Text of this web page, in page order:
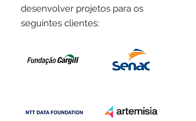
desenvolver projetos para os
seguintes clientes: